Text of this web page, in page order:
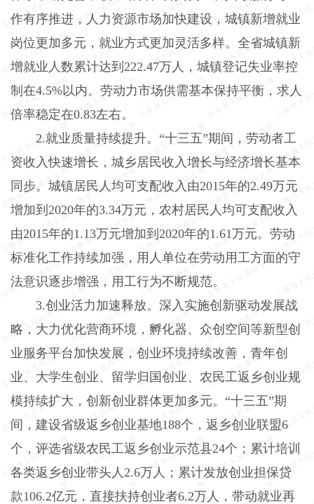
作有序推进，人力资源市场加快建设，城镇新增就业
岗位更加多元，就业方式更加灵活多样。全省城镇新
增就业人数累计达到222.47万人，城镇登记失业率控
制在4.5%以内。劳动力市场供需基本保持平衡，求人
倍率稳定在0.83左右。
2.就业质量持续提升。“十三五”期间，劳动者工
资收入快速增长，城乡居民收入增长与经济增长基本
同步。城镇居民人均可支配收入由2015年的2.49万元
增加到2020年的3.34万元，农村居民人均可支配收入
由2015年的1.13万元增加到2020年的1.61万元。劳动
标准化工作持续加强，用人单位在劳动用工方面的守
法意识逐步增强，用工行为不断规范。
3.创业活力加速释放。深入实施创新驱动发展战
略，大力优化营商环境，孵化器、众创空间等新型创
业服务平台加快发展，创业环境持续改善，青年创
业、大学生创业、留学归国创业、农民工返乡创业规
模持续扩大，创新创业群体更加多元。“十三五”期
间，建设省级返乡创业基地188个，返乡创业联盟6
个，评选省级农民工返乡创业示范县24个；累计培训
各类返乡创业带头人2.6万人；累计发放创业担保贷
款106.2亿元，直接扶持创业者6.2万人，带动就业再